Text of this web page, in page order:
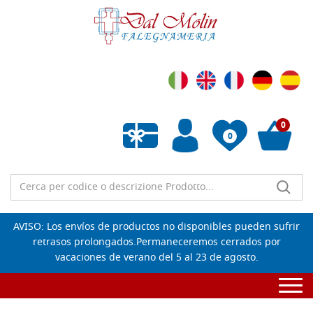
0
Lista de deseos vacía
0
AVISO: Los envíos de productos no disponibles pueden sufrir
retrasos prolongados.Permaneceremos cerrados por
vacaciones de verano del 5 al 23 de agosto.